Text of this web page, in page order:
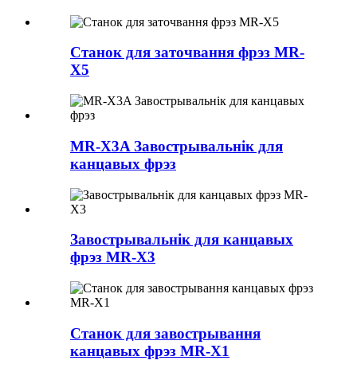
Станок для заточвання фрэз MR-
X5
MR-X3A Завострывальнік для
канцавых фрэз
Завострывальнік для канцавых
фрэз MR-X3
Станок для завострывання
канцавых фрэз MR-X1